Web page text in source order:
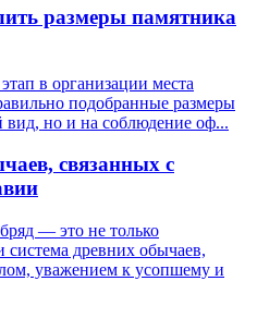
размеры памятника
в организации места
подобранные размеры
но и на соблюдение оф...
связанных с
— это не только
система древних обычаев,
уважением к усопшему и